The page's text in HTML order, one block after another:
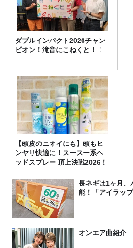
ダブルインパクト2026チャン
ピオン！滝音にこねくと！！
【頭皮のニオイにも】頭もヒ
ンヤリ快適に！スースー系ヘ
ッドスプレー 頂上決戦2026！
長ネギは1ヶ月、
能！「アイラッ
オンエア曲紹介